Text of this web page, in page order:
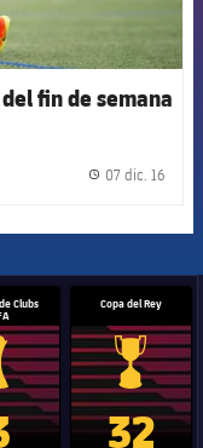
fin de semana
07 dic. 16
Campeones
Clubs
del Mundial de
Copa del Rey
Copa del
32